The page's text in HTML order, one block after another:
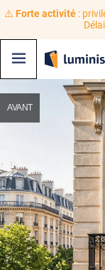
⚠️ Forte activité:
AVANT